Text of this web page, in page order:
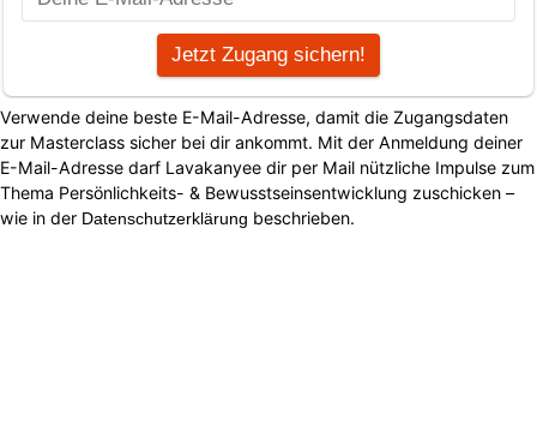
Verwende deine beste E-Mail-Adresse, damit die Zugangsdaten
zur Masterclass sicher bei dir ankommt. Mit der Anmeldung deiner
E-Mail-Adresse darf Lavakanyee dir per Mail nützliche Impulse zum
Thema Persönlichkeits- & Bewusstseinsentwicklung zuschicken –
wie in der Datenschutzerklärung beschrieben.